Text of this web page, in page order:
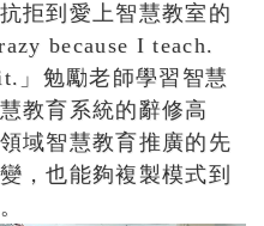
拒到愛上智慧教室的
because I teach.
」勉勵老師學習智慧
教育系統的辭修高
域智慧教育推廣的先
，也能夠複製模式到